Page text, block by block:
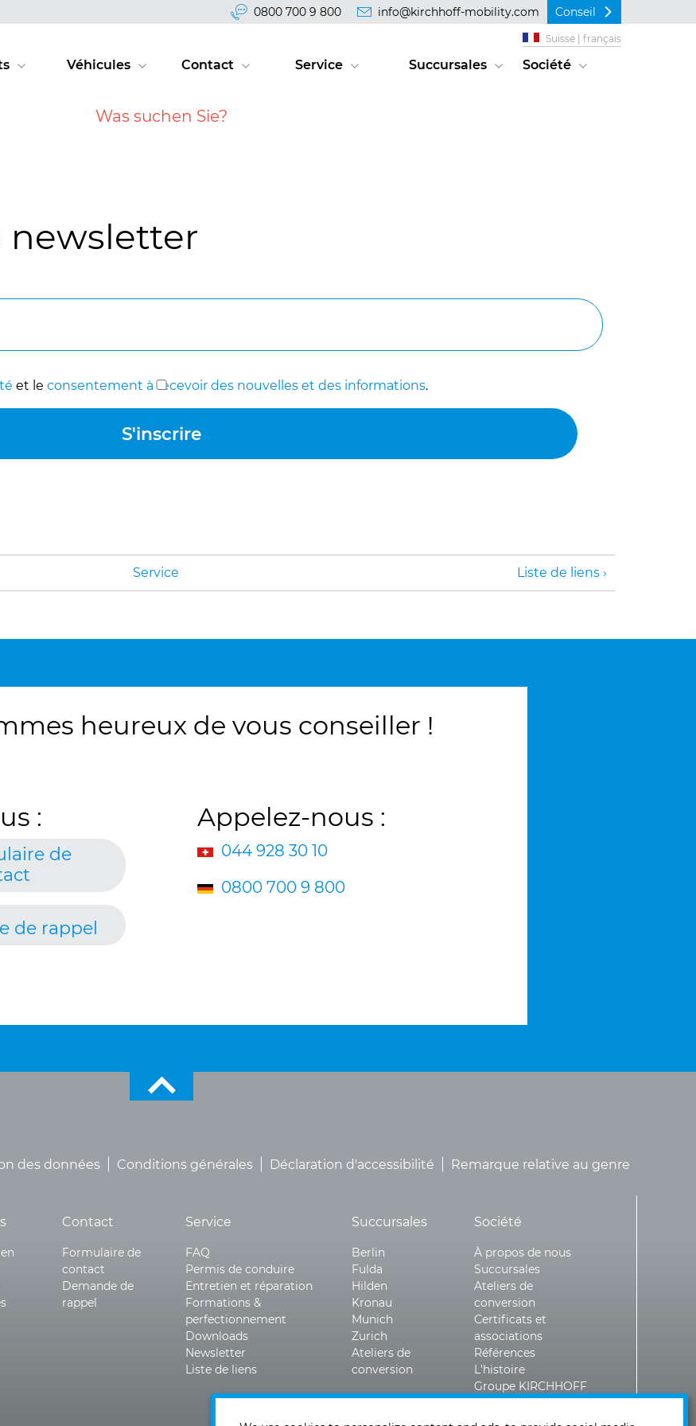
0800 700 9 800 info@kirchhoff-mobility.com Conseil
Véhicules Contact Service Succursales Société
Suisse | français
newsletter
et le consentement à recevoir des nouvelles et des informations.
Service Liste de liens
heureux de vous conseiller !
:
de
de rappel
Appelez-nous :
044 928 30 10
0800 700 9 800
des données Conditions générales Déclaration d'accessibilité Remarque relative au genre
Contact
Formulaire de
contact
Demande de
rappel
Service
FAQ
Permis de conduire
Entretien et réparation
Formations &
perfectionnement
Downloads
Newsletter
Liste de liens
Succursales
Berlin
Fulda
Hilden
Kronau
Munich
Zurich
Ateliers de
conversion
Société
À propos de nous
Succursales
Ateliers de
conversion
Certificats et
associations
Références
L'histoire
Groupe KIRCHHOFF